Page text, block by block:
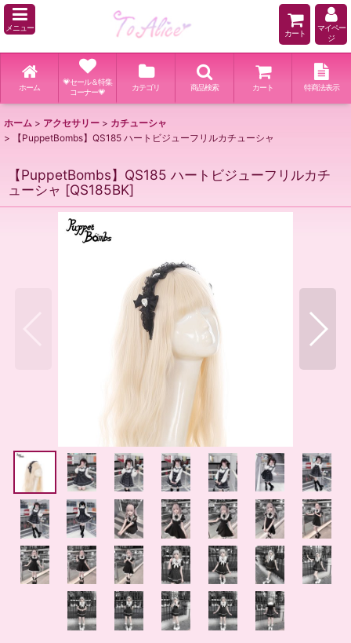
メニュー
カート
マイペー
ジ
ホーム
💗セール＆特集
コーナー💗
カテゴリ 商品検索 カート 特商法表示
ホーム > アクセサリー > カチューシャ
>
【PuppetBombs】QS185 ハートビジューフリルカチューシャ
【PuppetBombs】QS185 ハートビジューフリルカチ
ューシャ [QS185BK]